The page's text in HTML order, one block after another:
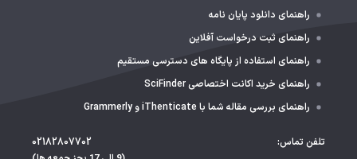
راهنمای دانلود پایان نامه
راهنمای ثبت درخواست آفلاین
راهنمای استفاده از پایگاه های دسترسی مستقیم
راهنمای خرید اکانت اختصاصی SciFinder
راهنمای بررسی مقاله شما با iThenticate و Grammerly
تلفن تماس: 02182807702